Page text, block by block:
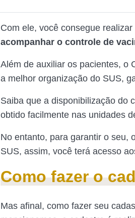
Com ele, você consegue realizar
acompanhar o controle de
Além de auxiliar os pacientes, o
a melhor organização do SUS,
Saiba que a disponibilização do
obtido facilmente nas unidades
No entanto, para garantir o seu,
SUS, assim, você terá acesso
Como fazer o
Mas afinal, como fazer seu